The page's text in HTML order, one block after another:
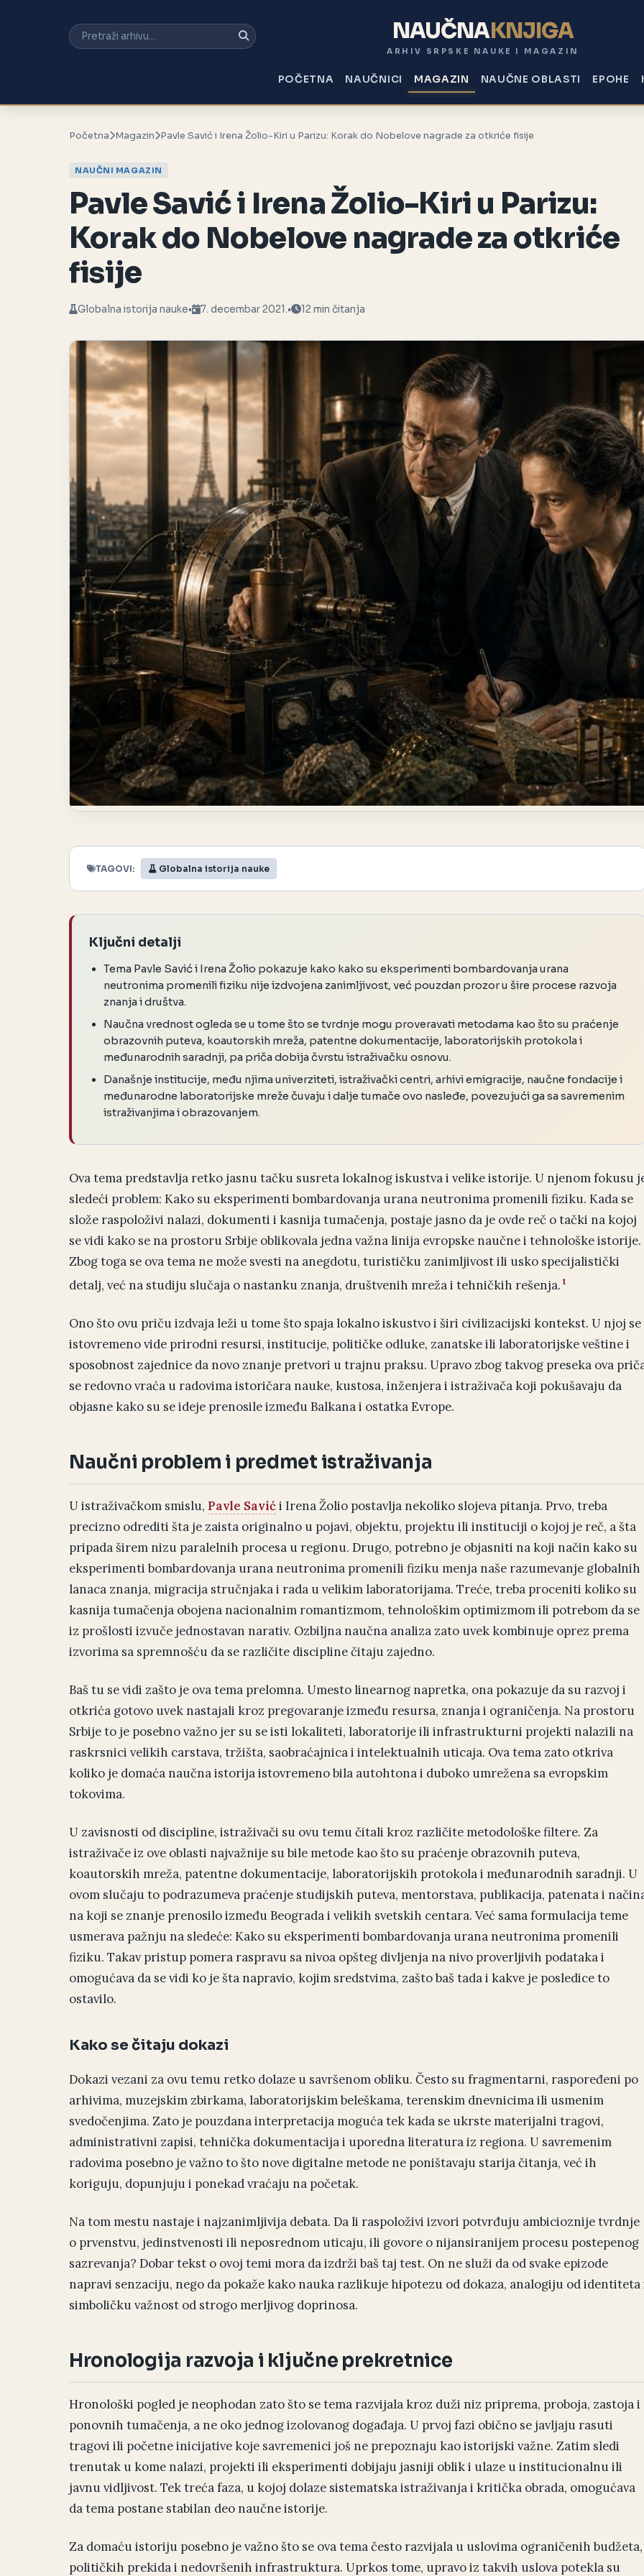
NAUČNAKNJIGA
ARHIV SRPSKE NAUKE I MAGAZIN
POČETNA NAUČNICI MAGAZIN NAUČNE OBLASTI EPOHE
Početna Magazin Pavle Savić i Irena Žolio-Kiri u Parizu: Korak do Nobelove nagrade za otkriće fisije
NAUČNI MAGAZIN
Pavle Savić i Irena Žolio-Kiri u Parizu:
Korak do Nobelove nagrade za otkriće
fisije
Globalna istorija nauke• 7. decembar 2021.• 12 min čitanja
TAGOVI: Globalna istorija nauke
Ključni detalji
Tema Pavle Savić i Irena Žolio pokazuje kako kako su eksperimenti bombardovanja urana
neutronima promenili fiziku nije izdvojena zanimljivost, već pouzdan prozor u šire procese razvoja
znanja i društva.
Naučna vrednost ogleda se u tome što se tvrdnje mogu proveravati metodama kao što su praćenje
obrazovnih puteva, koautorskih mreža, patentne dokumentacije, laboratorijskih protokola i
međunarodnih saradnji, pa priča dobija čvrstu istraživačku osnovu.
Današnje institucije, među njima univerziteti, istraživački centri, arhivi emigracije, naučne fondacije i
međunarodne laboratorijske mreže čuvaju i dalje tumače ovo nasleđe, povezujući ga sa savremenim
istraživanjima i obrazovanjem.
Ova tema predstavlja retko jasnu tačku susreta lokalnog iskustva i velike istorije. U njenom fokusu
sledeći problem: Kako su eksperimenti bombardovanja urana neutronima promenili fiziku. Kada se
slože raspoloživi nalazi, dokumenti i kasnija tumačenja, postaje jasno da je ovde reč o tački na kojoj
se vidi kako se na prostoru Srbije oblikovala jedna važna linija evropske naučne i tehnološke istorije.
Zbog toga se ova tema ne može svesti na anegdotu, turističku zanimljivost ili usko specijalistički
detalj, već na studiju slučaja o nastanku znanja, društvenih mreža i tehničkih rešenja. 1
Ono što ovu priču izdvaja leži u tome što spaja lokalno iskustvo i širi civilizacijski kontekst. U njoj se
istovremeno vide prirodni resursi, institucije, političke odluke, zanatske ili laboratorijske veštine i
sposobnost zajednice da novo znanje pretvori u trajnu praksu. Upravo zbog takvog preseka ova
se redovno vraća u radovima istoričara nauke, kustosa, inženjera i istraživača koji pokušavaju da
objasne kako su se ideje prenosile između Balkana i ostatka Evrope.
Naučni problem i predmet istraživanja
U istraživačkom smislu, Pavle Savići Irena Žolio postavlja nekoliko slojeva pitanja. Prvo, treba
precizno odrediti šta je zaista originalno u pojavi, objektu, projektu ili instituciji o kojoj je reč, a šta
pripada širem nizu paralelnih procesa u regionu. Drugo, potrebno je objasniti na koji način kako su
eksperimenti bombardovanja urana neutronima promenili fiziku menja naše razumevanje globalnih
lanaca znanja, migracija stručnjaka i rada u velikim laboratorijama. Treće, treba proceniti koliko su
kasnija tumačenja obojena nacionalnim romantizmom, tehnološkim optimizmom ili potrebom da se
iz prošlosti izvuče jednostavan narativ. Ozbiljna naučna analiza zato uvek kombinuje oprez prema
izvorima sa spremnošću da se različite discipline čitaju zajedno.
Baš tu se vidi zašto je ova tema prelomna. Umesto linearnog napretka, ona pokazuje da su razvoj i
otkrića gotovo uvek nastajali kroz pregovaranje između resursa, znanja i ograničenja. Na prostoru
Srbije to je posebno važno jer su se isti lokaliteti, laboratorije ili infrastrukturni projekti nalazili na
raskrsnici velikih carstava, tržišta, saobraćajnica i intelektualnih uticaja. Ova tema zato otkriva
koliko je domaća naučna istorija istovremeno bila autohtona i duboko umrežena sa evropskim
tokovima.
U zavisnosti od discipline, istraživači su ovu temu čitali kroz različite metodološke filtere. Za
istraživače iz ove oblasti najvažnije su bile metode kao što su praćenje obrazovnih puteva,
koautorskih mreža, patentne dokumentacije, laboratorijskih protokola i međunarodnih saradnji. U
ovom slučaju to podrazumeva praćenje studijskih puteva, mentorstava, publikacija, patenata i
na koji se znanje prenosilo između Beograda i velikih svetskih centara. Već sama formulacija teme
usmerava pažnju na sledeće: Kako su eksperimenti bombardovanja urana neutronima promenili
fiziku. Takav pristup pomera raspravu sa nivoa opšteg divljenja na nivo proverljivih podataka i
omogućava da se vidi ko je šta napravio, kojim sredstvima, zašto baš tada i kakve je posledice to
ostavilo.
Kako se čitaju dokazi
Dokazi vezani za ovu temu retko dolaze u savršenom obliku. Često su fragmentarni, raspoređeni po
arhivima, muzejskim zbirkama, laboratorijskim beleškama, terenskim dnevnicima ili usmenim
svedočenjima. Zato je pouzdana interpretacija moguća tek kada se ukrste materijalni tragovi,
administrativni zapisi, tehnička dokumentacija i uporedna literatura iz regiona. U savremenim
radovima posebno je važno to što nove digitalne metode ne poništavaju starija čitanja, već ih
koriguju, dopunjuju i ponekad vraćaju na početak.
Na tom mestu nastaje i najzanimljivija debata. Da li raspoloživi izvori potvrđuju ambicioznije tvrdnje
o prvenstvu, jedinstvenosti ili neposrednom uticaju, ili govore o nijansiranijem procesu postepenog
sazrevanja? Dobar tekst o ovoj temi mora da izdrži baš taj test. On ne služi da od svake epizode
napravi senzaciju, nego da pokaže kako nauka razlikuje hipotezu od dokaza, analogiju od identiteta
simboličku važnost od strogo merljivog doprinosa.
Hronologija razvoja i ključne prekretnice
Hronološki pogled je neophodan zato što se tema razvijala kroz duži niz priprema, proboja, zastoja i
ponovnih tumačenja, a ne oko jednog izolovanog događaja. U prvoj fazi obično se javljaju rasuti
tragovi ili početne inicijative koje savremenici još ne prepoznaju kao istorijski važne. Zatim sledi
trenutak u kome nalazi, projekti ili eksperimenti dobijaju jasniji oblik i ulaze u institucionalnu ili
javnu vidljivost. Tek treća faza, u kojoj dolaze sistematska istraživanja i kritička obrada, omogućava
da tema postane stabilan deo naučne istorije.
Za domaću istoriju posebno je važno što se ova tema često razvijala u uslovima ograničenih budžeta,
političkih prekida i nedovršenih infrastruktura. Uprkos tome, upravo iz takvih uslova potekla su